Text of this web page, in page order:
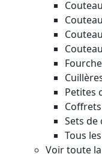
Petites
Sets de
Tous
Voir toute